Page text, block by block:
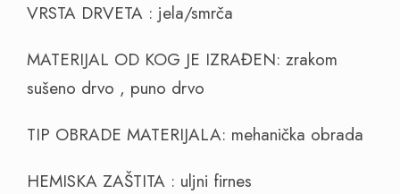
VRSTA DRVETA : jela/smrča
MATERIJAL OD KOG JE IZRAĐEN: zrakom
sušeno drvo , puno drvo
TIP OBRADE MATERIJALA: mehanička obrada
HEMISKA ZAŠTITA : uljni firnes